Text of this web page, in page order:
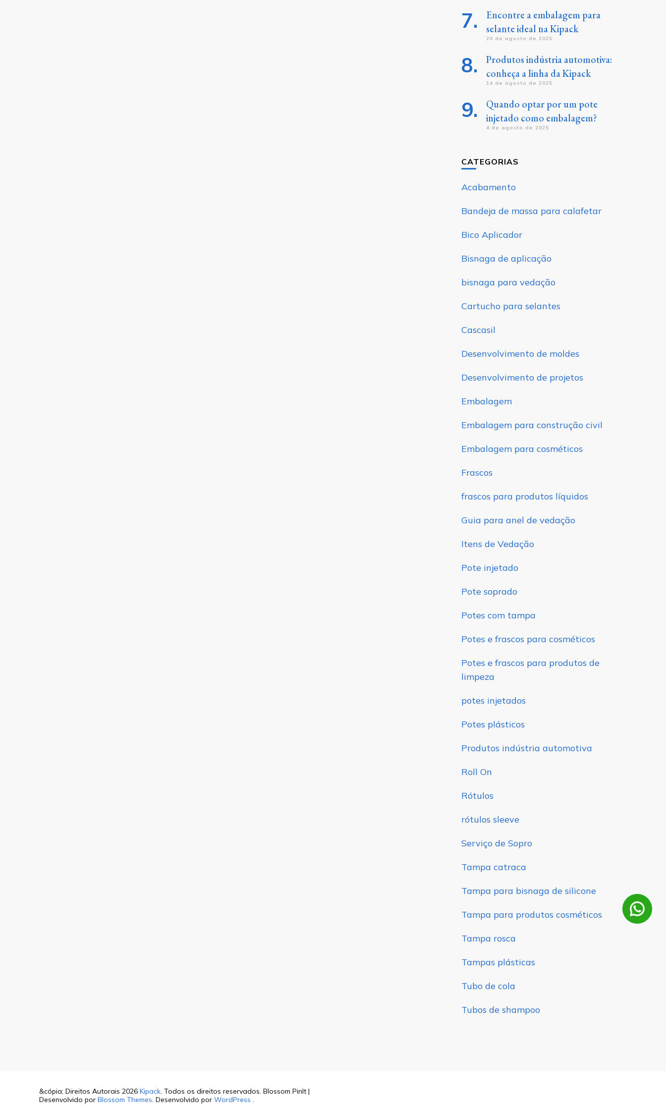
Encontre a embalagem para
selante ideal na Kipack
20 de agosto de 2025
Produtos indústria automotiva:
conheça a linha da Kipack
14 de agosto de 2025
Quando optar por um pote
injetado como embalagem?
4 de agosto de 2025
CATEGORIAS
Acabamento
Bandeja de massa para calafetar
Bico Aplicador
Bisnaga de aplicação
bisnaga para vedação
Cartucho para selantes
Cascasil
Desenvolvimento de moldes
Desenvolvimento de projetos
Embalagem
Embalagem para construção civil
Embalagem para cosméticos
Frascos
frascos para produtos líquidos
Guia para anel de vedação
Itens de Vedação
Pote injetado
Pote soprado
Potes com tampa
Potes e frascos para cosméticos
Potes e frascos para produtos de
limpeza
potes injetados
Potes plásticos
Produtos indústria automotiva
Roll On
Rótulos
rótulos sleeve
Serviço de Sopro
Tampa catraca
Tampa para bisnaga de silicone
Tampa para produtos cosméticos
Tampa rosca
Tampas plásticas
Tubo de cola
Tubos de shampoo
&cópia; Direitos Autorais 2026 Kipack. Todos os direitos reservados. Blossom PinIt |
Desenvolvido por Blossom Themes. Desenvolvido por WordPress .